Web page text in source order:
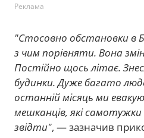
Реклама
"Стосовно обстановки в
з чим порівняти. Вона
Постійно щось літає.
будинки. Дуже багато
останній місяць ми
мешканців, які
звідти", — зазначив